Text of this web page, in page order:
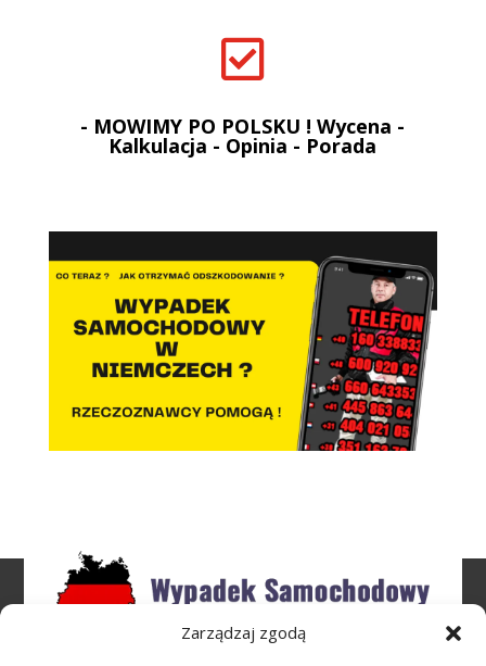
Zarządzaj zgodą

- MOWIMY PO POLSKU ! Wycena -
Kalkulacja - Opinia - Porada